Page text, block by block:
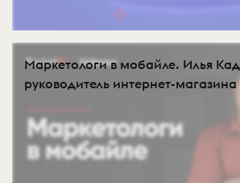
Маркетологи в мобайле. Илья
руководитель интернет-магазина